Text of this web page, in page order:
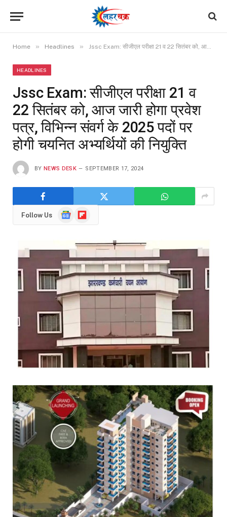
Home » Headlines » Jssc Exam: सीजीएल परीक्षा 21 व 22 सितंबर को, आज जारी होगा प्रवेश पत्र, विभिन्न संवर्ग के 2025 पदों पर होगी चयनित अभ्यर्थियों की नियुक्ति
HEADLINES
Jssc Exam: सीजीएल परीक्षा 21 व
22 सितंबर को, आज जारी होगा प्रवेश
पत्र, विभिन्न संवर्ग के 2025 पदों पर
होगी चयनित अभ्यर्थियों की नियुक्ति
BY NEWS DESK SEPTEMBER 17, 2024
Follow Us
GoogleFlipboard